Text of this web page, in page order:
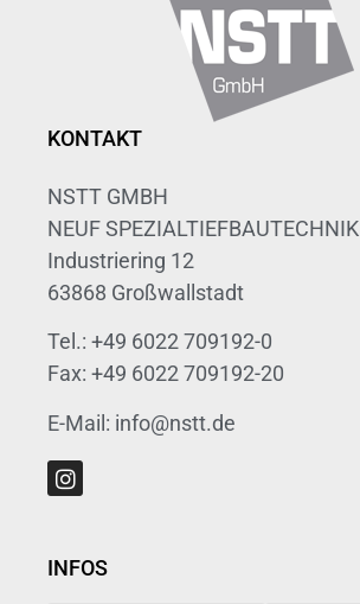
KONTAKT
NSTT GMBH
NEUF SPEZIALTIEFBAUTECHNIK
Industriering 12
63868 Großwallstadt
Tel.: +49 6022 709192-0
Fax: +49 6022 709192-20
E-Mail: info@nstt.de
INFOS